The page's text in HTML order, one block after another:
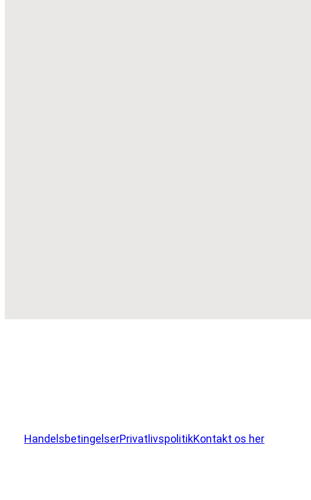
HandelsbetingelserPrivatlivspolitikKontakt os her